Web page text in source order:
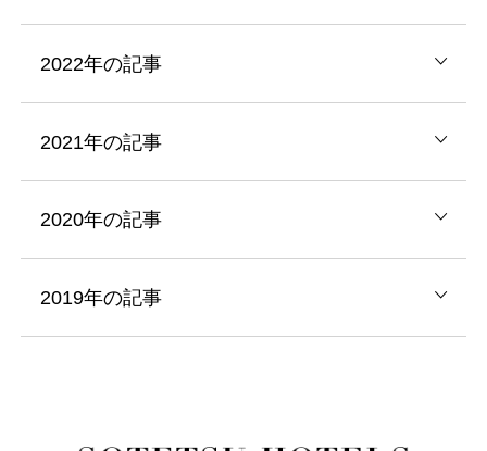
2022年の記事
2021年の記事
2020年の記事
2019年の記事